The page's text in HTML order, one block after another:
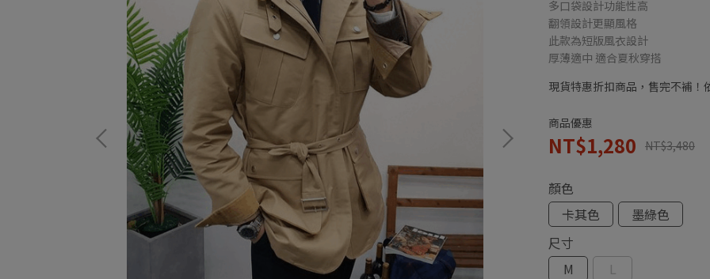
多口袋設計功能性高
翻領設計更顯風格
此款為短版風衣設計
厚薄適中 適合夏秋穿搭
現貨特惠折扣商品，售完不補！
商品優惠
NT$1,280 NT$3,480
顏色
卡其色
墨綠色
尺寸
M
L